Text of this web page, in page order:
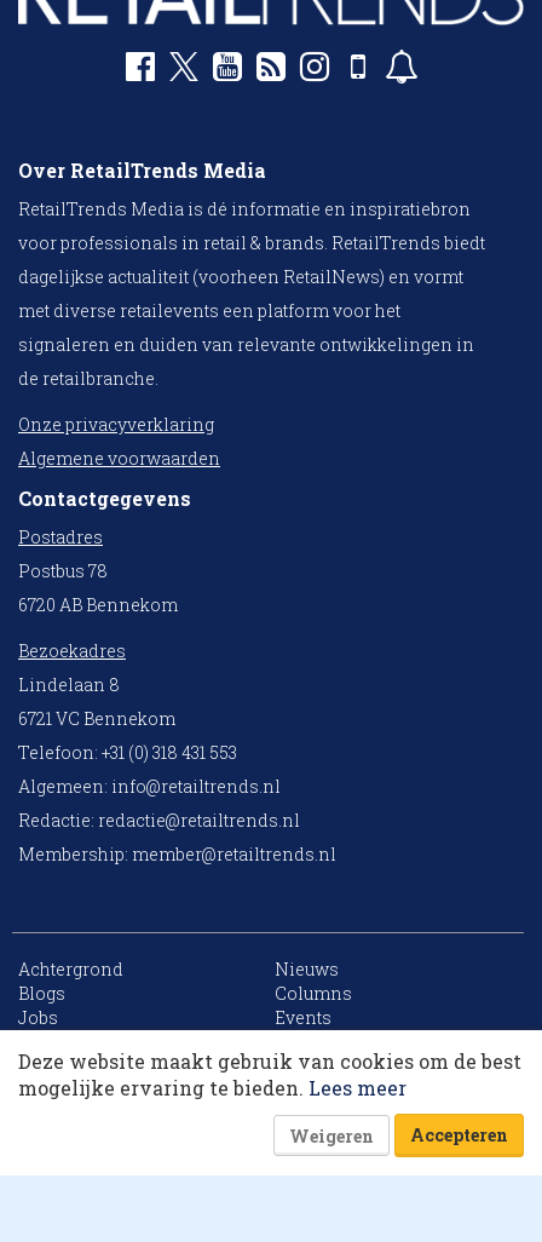
Over RetailTrends Media
RetailTrends Media is dé informatie en inspiratiebron
voor professionals in retail & brands. RetailTrends biedt
dagelijkse actualiteit (voorheen RetailNews) en vormt
met diverse retailevents een platform voor het
signaleren en duiden van relevante ontwikkelingen in
de retailbranche.
Onze privacyverklaring
Algemene voorwaarden
Contactgegevens
Postadres
Postbus 78
6720 AB Bennekom
Bezoekadres
Lindelaan 8
6721 VC Bennekom
Telefoon: +31 (0) 318 431 553
Algemeen: info@retailtrends.nl
Redactie: redactie@retailtrends.nl
Membership: member@retailtrends.nl
Achtergrond
Nieuws
Blogs
Columns
Jobs
Events
Archief
Sitemap
Website is powered by
Deze website maakt gebruik van cookies om de best
mogelijke ervaring te bieden. Lees meer
Weigeren Accepteren
10 collega’s
Korting op events